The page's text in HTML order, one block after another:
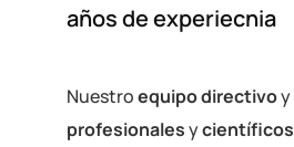
años de experiecnia
Nuestroequipo directivoy
profesionalesycientíficos